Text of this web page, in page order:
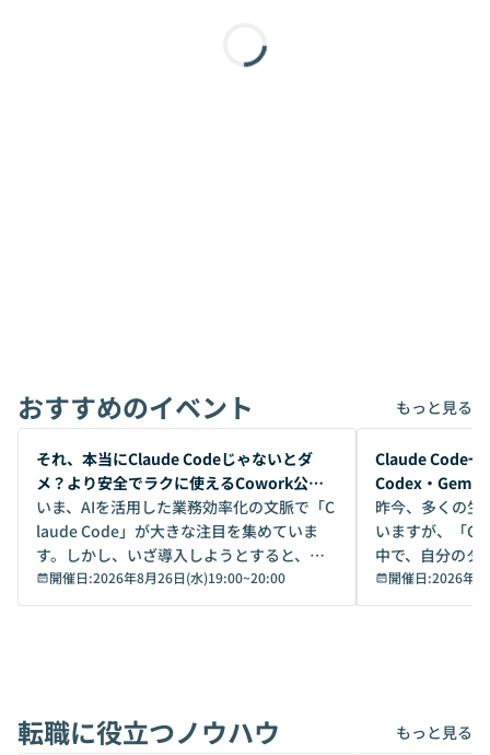
おすすめのイベント もっと見る
開催前
それ、本当にClaude Codeじゃないとダ
メ？より安全でラクに使えるCowork公開
デモ
いま、AIを活用した業務効率化の文脈で「C
laude Code」が大きな注目を集めていま
す。しかし、いざ導入しようとすると、セ
キュリティ面の懸念や権限管理のハードル
から、気軽に使えないケースも多いのでは
けでなく、想像以上の範囲まで自動化でき
ることは、まだあまり知られていません。
開催日:2026年8月26日(水)19:00~20:00
開催前
Claude Code一
Codex・
昨今、多くの生
いますが、「
中で、自分のタ
いいのか」を自
か？ 「なんとなく誰かが良いと言っていた
は、評判では
ているAIを選ぶこ
開催日:2026年8
転職に役立つノウハウ もっと見る